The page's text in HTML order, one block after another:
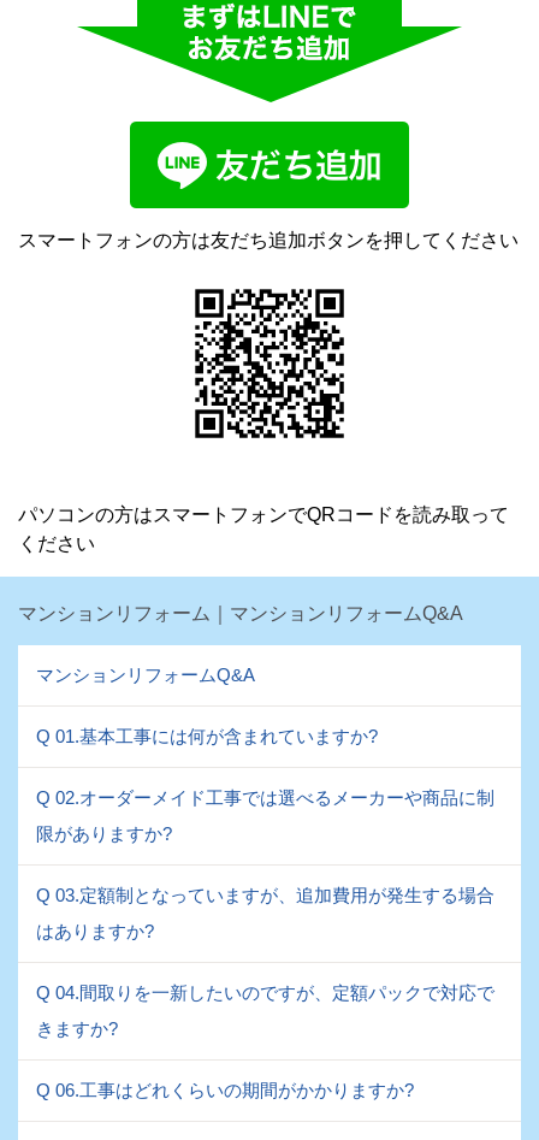
スマートフォンの方は友だち追加ボタンを押してください
パソコンの方はスマートフォンでQRコードを読み取って
ください
マンションリフォーム｜マンションリフォームQ&A
マンションリフォームQ&A
Q 01.基本工事には何が含まれていますか?
Q 02.オーダーメイド工事では選べるメーカーや商品に制
限がありますか?
Q 03.定額制となっていますが、追加費用が発生する場合
はありますか?
Q 04.間取りを一新したいのですが、定額パックで対応で
きますか?
Q 06.工事はどれくらいの期間がかかりますか?